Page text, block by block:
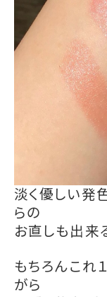
淡く優しい発
らの
お直しも出
もちろんこれ
がら